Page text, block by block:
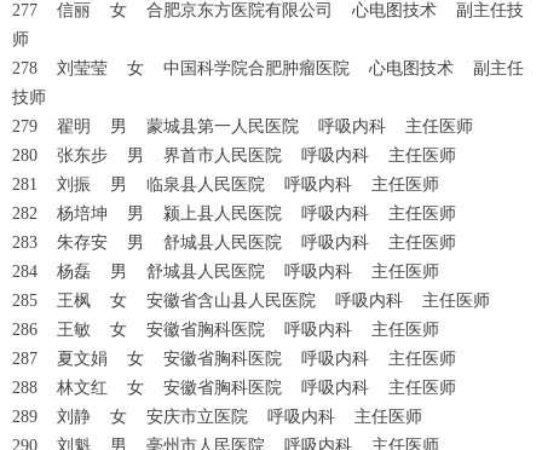
277 信丽 女 合肥京东方医院有限公司 心电图技术 副主任技
师
278 刘莹莹 女 中国科学院合肥肿瘤医院 心电图技术 副主任
技师
279 翟明 男 蒙城县第一人民医院 呼吸内科 主任医师
280 张东步 男 界首市人民医院 呼吸内科 主任医师
281 刘振 男 临泉县人民医院 呼吸内科 主任医师
282 杨培坤 男 颍上县人民医院 呼吸内科 主任医师
283 朱存安 男 舒城县人民医院 呼吸内科 主任医师
284 杨磊 男 舒城县人民医院 呼吸内科 主任医师
285 王枫 女 安徽省含山县人民医院 呼吸内科 主任医师
286 王敏 女 安徽省胸科医院 呼吸内科 主任医师
287 夏文娟 女 安徽省胸科医院 呼吸内科 主任医师
288 林文红 女 安徽省胸科医院 呼吸内科 主任医师
289 刘静 女 安庆市立医院 呼吸内科 主任医师
290 刘魁 男 亳州市人民医院 呼吸内科 主任医师